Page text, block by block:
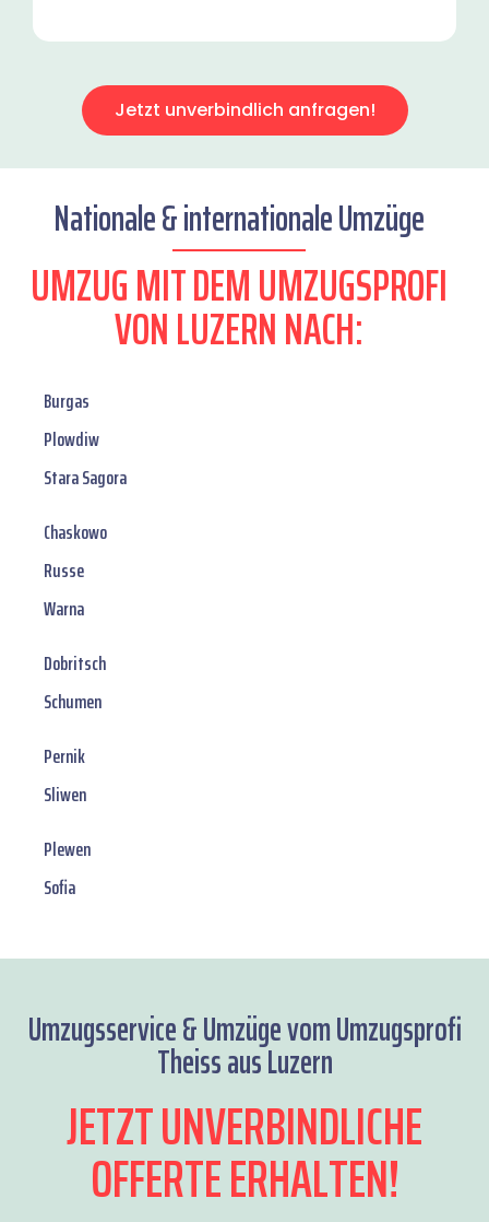
Jetzt unverbindlich anfragen!
Nationale & internationale Umzüge
UMZUG MIT DEM UMZUGSPROFI
VON LUZERN NACH:
Burgas
Plowdiw
Stara Sagora
Chaskowo
Russe
Warna
Dobritsch
Schumen
Pernik
Sliwen
Plewen
Sofia
Umzugsservice & Umzüge vom Umzugsprofi
Theiss aus Luzern
JETZT UNVERBINDLICHE
OFFERTE ERHALTEN!